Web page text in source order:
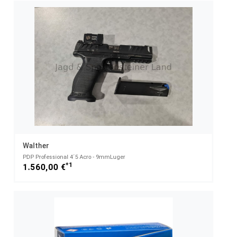
Walther
PDP Professional 4´5 Acro - 9mmLuger
1.560,00 €*1